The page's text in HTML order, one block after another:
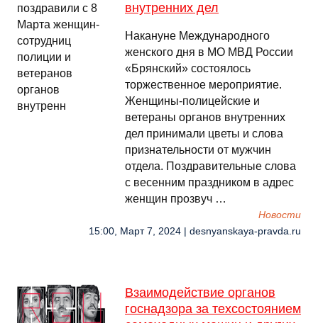
внутренних дел
Накануне Международного
женского дня в МО МВД России
«Брянский» состоялось
торжественное мероприятие.
Женщины-полицейские и
ветераны органов внутренних
дел принимали цветы и слова
признательности от мужчин
отдела. Поздравительные слова
с весенним праздником в адрес
женщин прозвуч …
Новости
15:00, Март 7, 2024 | desnyanskaya-pravda.ru
Взаимодействие органов
госнадзора за техсостоянием